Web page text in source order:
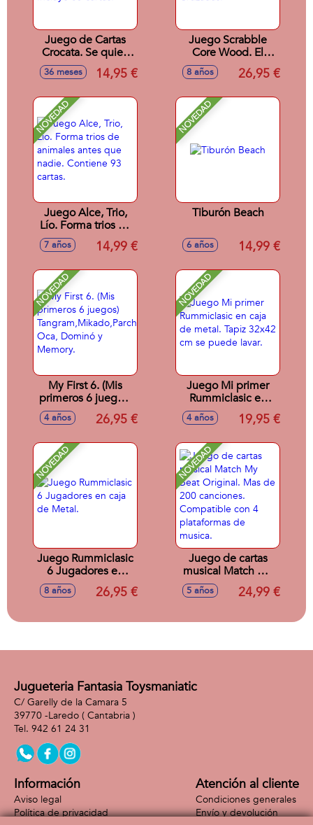
Juego de Cartas
Crocata. Se quien
obtenga más
putos!! Incluye 85
36 meses 14,95 €
Juego Scrabble
Core Wood. El
Juego Clasico De
Palabras Cruzadas.
8 años 26,95 €
NOVEDAD
Juego Alce, Trio,
Lío. Forma trios de
animales antes que
nadie. Contiene 93
7 años 14,99 €
NOVEDAD
Tiburón Beach
6 años 14,99 €
NOVEDAD
My First 6. (Mis
primeros 6 juegos)
Tangram,Mikado,Parchís,
Oca, Dominó y
4 años 26,95 €
NOVEDAD
Juego Mi primer
Rummiclasic en
caja de metal. Tapiz
32x42 cm se
4 años 19,95 €
NOVEDAD
Juego Rummiclasic
6 Jugadores en
caja de Metal.
8 años 26,95 €
NOVEDAD
Juego de cartas
musical Match My
Beat Original. Mas
de 200 canciones.
plataformas de
5 años 24,99 €
Jugueteria Fantasia Toysmaniatic
C/ Garelly de la Camara 5
39770 -Laredo ( Cantabria )
942 61 24 31
Información
Aviso legal
Política de privacidad
Atención al cliente
Condiciones generales
Envío y devolución